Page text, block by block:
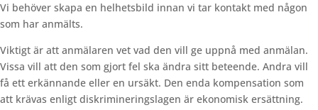
Vi behöver skapa en helhetsbild innan vi tar kontakt med någon
som har anmälts.
Viktigt är att anmälaren vet vad den vill ge uppnå med anmälan.
Vissa vill att den som gjort fel ska ändra sitt beteende. Andra vill
få ett erkännande eller en ursäkt. Den enda kompensation som
att krävas enligt diskrimineringslagen är ekonomisk ersättning.